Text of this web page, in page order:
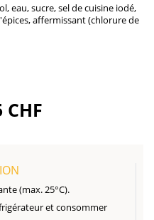
eau, sucre, sel de cuisine iodé,
affermissant (chlorure de
CHF
(max. 25°C).
et consommer